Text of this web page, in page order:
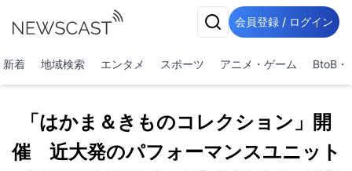
会員登録 / ログイン
新着 地域検索 エンタメ スポーツ アニメ・ゲーム BtoB・
「はかま＆きものコレクション」開
催 近大発のパフォーマンスユニット